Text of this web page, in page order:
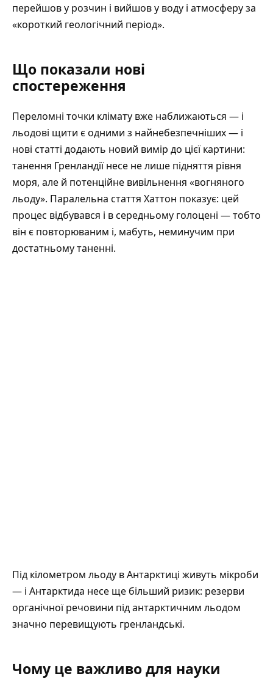
перейшов у розчин і вийшов у воду і атмосферу за
«короткий геологічний період».
Що показали нові
спостереження
Переломні точки клімату вже наближаються — і
льодові щити є одними з найнебезпечніших— і
нові статті додають новий вимір до цієї картини:
танення Гренландії несе не лише підняття рівня
моря, але й потенційне вивільнення «вогняного
льоду». Паралельна стаття Хаттон показує: цей
процес відбувався і в середньому голоцені — тобто
він є повторюваним і, мабуть, неминучим при
достатньому таненні.
Під кілометром льоду в Антарктиці живуть мікроби
— і Антарктида несе ще більший ризик: резерви
органічної речовини під антарктичним льодом
значно перевищують гренландські.
Чому це важливо для науки